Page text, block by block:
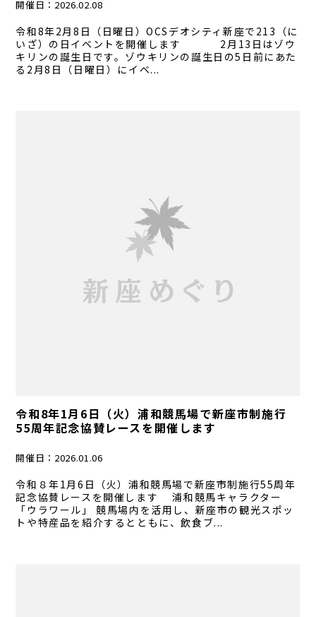
開催日： 2026.02.08
令和8年2月8日（日曜日）OCSデオシティ新座で213（に
いざ）の日イベントを開催します 2月13日はゾウ
キリンの誕生日です。ゾウキリンの誕生日の5日前にあた
る2月8日（日曜日）にイベ...
令和8年1月6日（火）浦和競馬場で新座市制施行
55周年記念協賛レースを開催します
開催日： 2026.01.06
令和８年1月6日（火）浦和競馬場で新座市制施行55周年
記念協賛レースを開催します 浦和競馬キャラクター
「ウラワール」 競馬場内を活用し、新座市の観光スポッ
トや特産品を紹介するとともに、飲食ブ...